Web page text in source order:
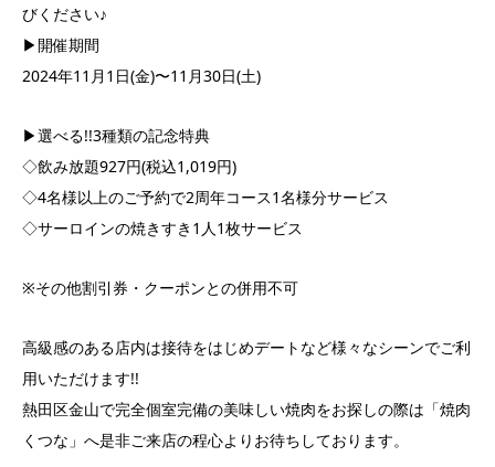
びください♪
▶︎開催期間
2024年11月1日(金)〜11月30日(土)
▶︎選べる!!3種類の記念特典
◇飲み放題927円(税込1,019円)
◇4名様以上のご予約で2周年コース1名様分サービス
◇サーロインの焼きすき1人1枚サービス
※その他割引券・クーポンとの併用不可
高級感のある店内は接待をはじめデートなど様々なシーンでご利
用いただけます!!
熱田区金山で完全個室完備の美味しい焼肉をお探しの際は「焼肉
くつな」へ是非ご来店の程心よりお待ちしております。